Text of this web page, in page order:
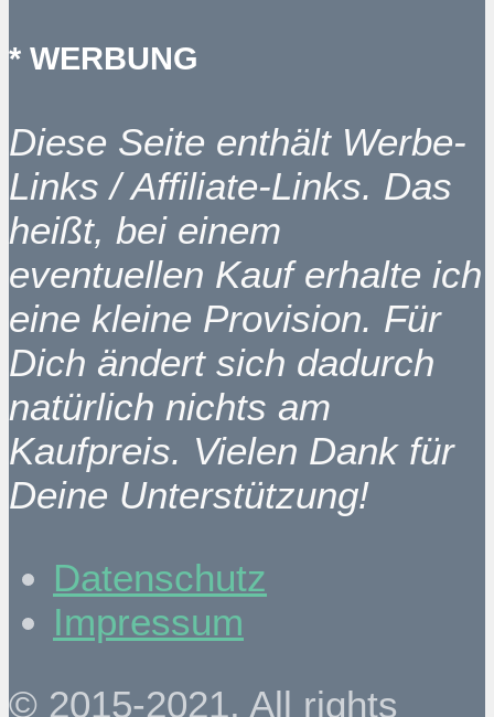
* WERBUNG
Diese Seite enthält Werbe-
Links / Affiliate-Links. Das
heißt, bei einem
eventuellen Kauf erhalte ich
eine kleine Provision. Für
Dich ändert sich dadurch
natürlich nichts am
Kaufpreis. Vielen Dank für
Deine Unterstützung!
Datenschutz
Impressum
© 2015-2021. All rights